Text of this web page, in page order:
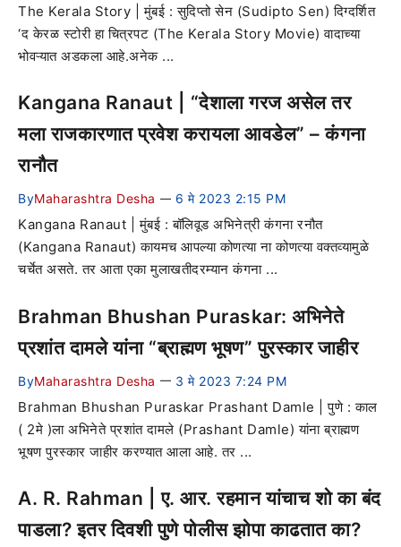
The Kerala Story | मुंबई : सुदिप्तो सेन (Sudipto Sen) दिग्दर्शित
‘द केरळ स्टोरी हा चित्रपट (The Kerala Story Movie) वादाच्या
भोवऱ्यात अडकला आहे.अनेक ...
Kangana Ranaut | “देशाला गरज असेल तर
मला राजकारणात प्रवेश करायला आवडेल” – कंगना
रानौत
ByMaharashtra Desha — 6 मे 2023 2:15 PM
Kangana Ranaut | मुंबई : बॉलिवूड अभिनेत्री कंगना रनौत
(Kangana Ranaut) कायमच आपल्या कोणत्या ना कोणत्या वक्तव्यामुळे
चर्चेत असते. तर आता एका मुलाखतीदरम्यान कंगना ...
Brahman Bhushan Puraskar: अभिनेते
प्रशांत दामले यांना “ब्राह्मण भूषण” पुरस्कार जाहीर
ByMaharashtra Desha — 3 मे 2023 7:24 PM
Brahman Bhushan Puraskar Prashant Damle | पुणे : काल
( 2मे )ला अभिनेते प्रशांत दामले (Prashant Damle) यांना ब्राह्मण
भूषण पुरस्कार जाहीर करण्यात आला आहे. तर ...
A. R. Rahman | ए. आर. रहमान यांचाच शो का बंद
पाडला? इतर दिवशी पुणे पोलीस झोपा काढतात का?